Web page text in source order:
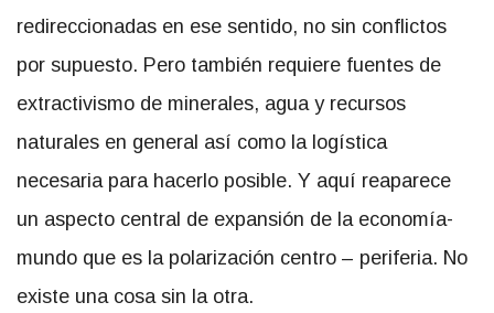
redireccionadas en ese sentido, no sin conflictos
por supuesto. Pero también requiere fuentes de
extractivismo de minerales, agua y recursos
naturales en general así como la logística
necesaria para hacerlo posible. Y aquí reaparece
un aspecto central de expansión de la economía-
mundo que es la polarización centro – periferia. No
existe una cosa sin la otra.